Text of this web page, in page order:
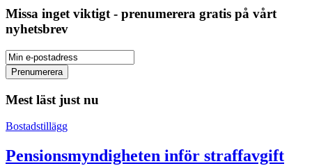
Missa inget viktigt - prenumerera gratis på vårt
nyhetsbrev
Mest läst just nu
Bostadstillägg
Pensionsmyndigheten inför straffavgift